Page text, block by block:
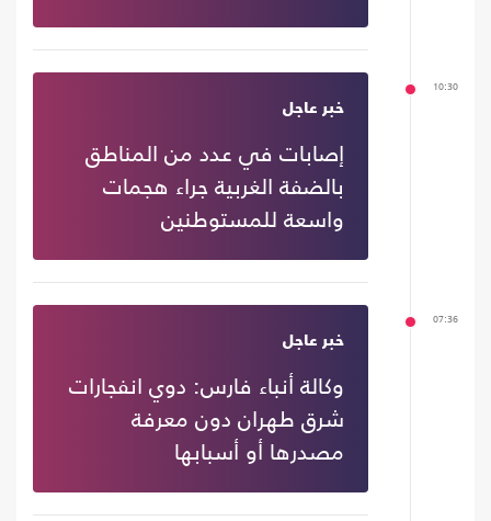
10:30
خبر عاجل
إصابات في عدد من المناطق
بالضفة الغربية جراء هجمات
واسعة للمستوطنين
07:36
خبر عاجل
وكالة أنباء فارس: دوي انفجارات
شرق طهران دون معرفة
مصدرها أو أسبابها